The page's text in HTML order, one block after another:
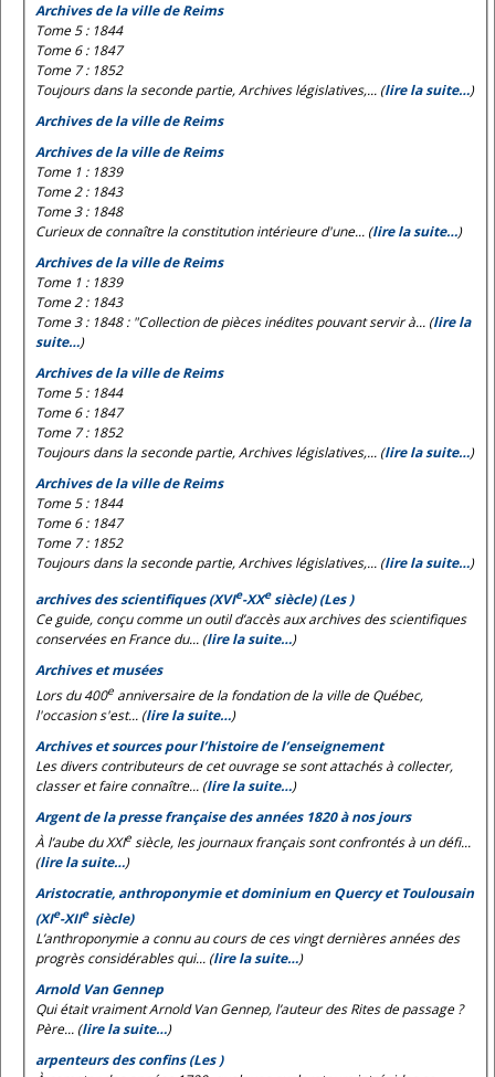
Archives de la ville de Reims
Tome 5 : 1844
Tome 6 : 1847
Tome 7 : 1852
Toujours dans la seconde partie, Archives législatives,... (lire la suite…)
Archives de la ville de Reims
Archives de la ville de Reims
Tome 1 : 1839
Tome 2 : 1843
Tome 3 : 1848
Curieux de connaître la constitution intérieure d'une... (lire la suite…)
Archives de la ville de Reims
Tome 1 : 1839
Tome 2 : 1843
Tome 3 : 1848 : "Collection de pièces inédites pouvant servir à... (lire la
suite…)
Archives de la ville de Reims
Tome 5 : 1844
Tome 6 : 1847
Tome 7 : 1852
Toujours dans la seconde partie, Archives législatives,... (lire la suite…)
Archives de la ville de Reims
Tome 5 : 1844
Tome 6 : 1847
Tome 7 : 1852
Toujours dans la seconde partie, Archives législatives,... (lire la suite…)
archives des scientifiques (XVIe-XXesiècle) (Les )
Ce guide, conçu comme un outil d’accès aux archives des scientifiques
conservées en France du... (lire la suite…)
Archives et musées
Lors du 400e anniversaire de la fondation de la ville de Québec,
l'occasion s'est... (lire la suite…)
Archives et sources pour l’histoire de l’enseignement
Les divers contributeurs de cet ouvrage se sont attachés à collecter,
classer et faire connaître... (lire la suite…)
Argent de la presse française des années 1820 à nos jours
À l’aube du XXIe siècle, les journaux français sont confrontés à un défi...
(lire la suite…)
Aristocratie, anthroponymie et dominium en Quercy et Toulousain
(XIe-XIIesiècle)
L’anthroponymie a connu au cours de ces vingt dernières années des
progrès considérables qui... (lire la suite…)
Arnold Van Gennep
Qui était vraiment Arnold Van Gennep, l’auteur desRites de passage?
Père... (lire la suite…)
arpenteurs des confins (Les )